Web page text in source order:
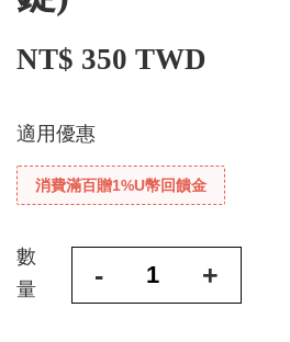
NT$ 350 TWD
適用優惠
消費滿百贈1%U幣回饋金
數
量
- +